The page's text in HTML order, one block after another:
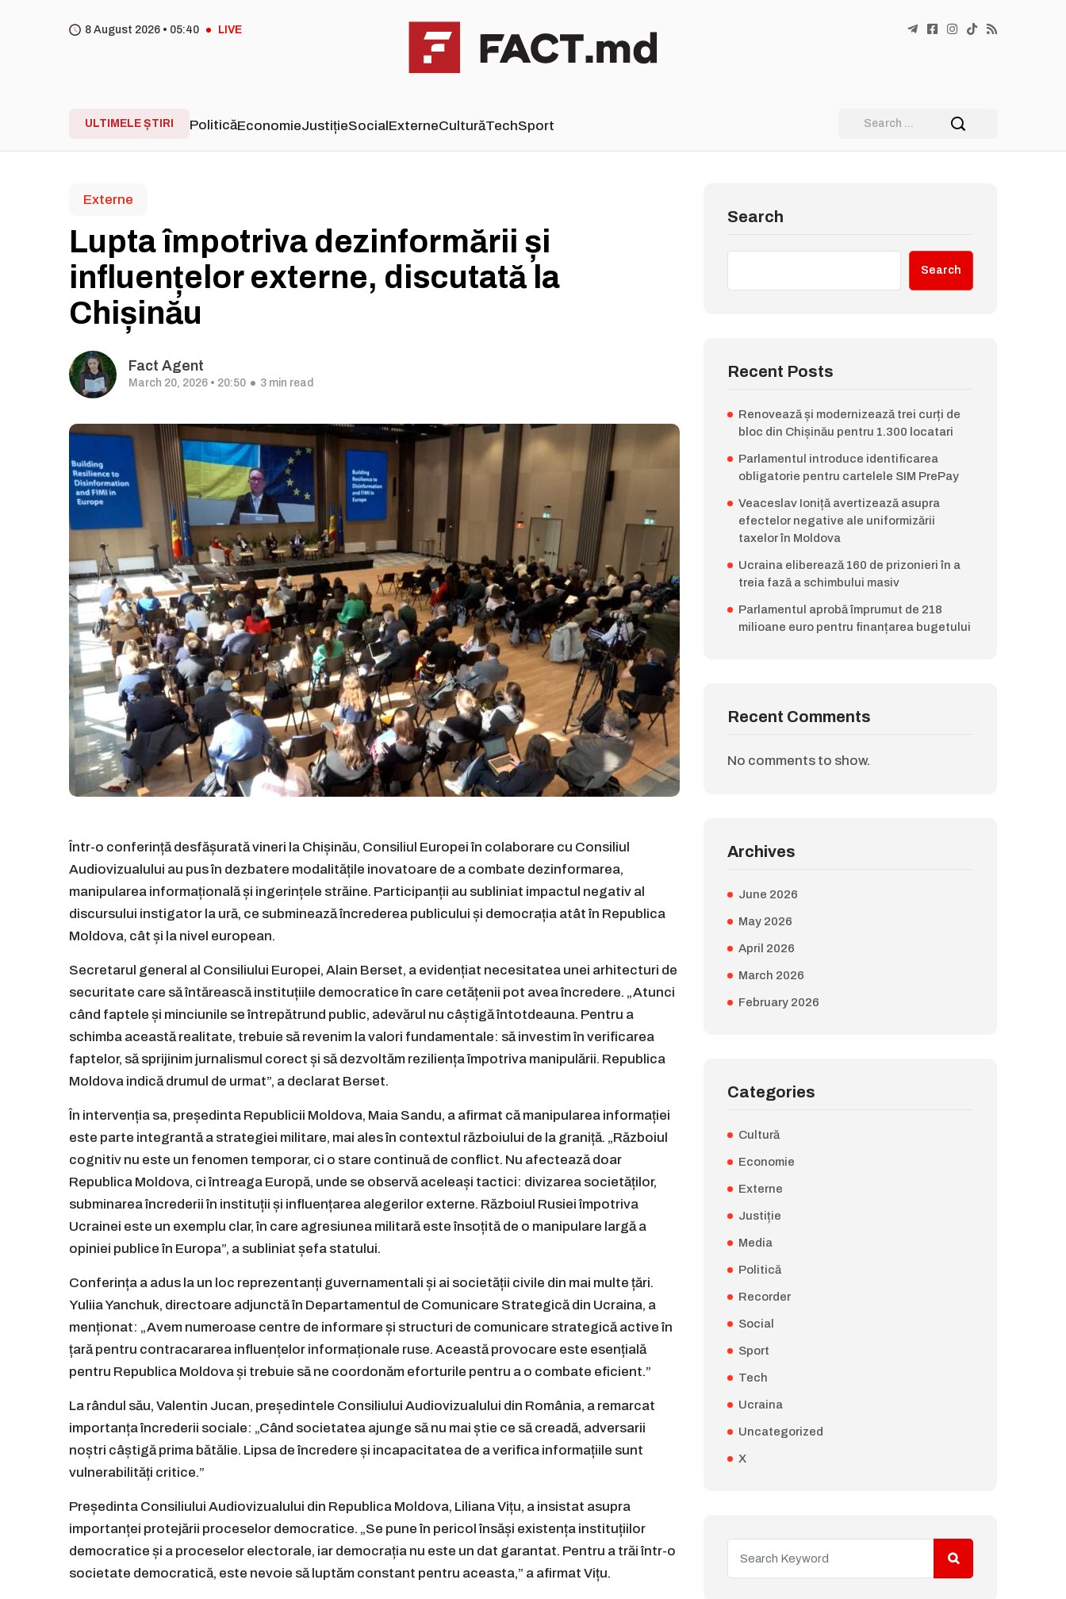
8 August 2026 • 05 40 LIVE
ULTIMELE ȘTIRI PoliticăEconomieJustițieSocialExterneCulturăTechSport
Externe
Lupta împotriva dezinformării și
influențelor externe, discutată la
Chișinău
Fact Agent
March 20, 2026 • 20:50 3 min read
Într-o conferință desfășurată vineri la Chișinău, Consiliul Europei în colaborare cu Consiliul
Audiovizualului au pus în dezbatere modalitățile inovatoare de a combate dezinformarea,
manipularea informațională și ingerințele străine. Participanții au subliniat impactul negativ al
discursului instigator la ură, ce subminează încrederea publicului și democrația atât în Republica
Moldova, cât și la nivel european.
Secretarul general al Consiliului Europei, Alain Berset, a evidențiat necesitatea unei arhitecturi de
securitate care să întărească instituțiile democratice în care cetățenii pot avea încredere. „Atunci
când faptele și minciunile se întrepătrund public, adevărul nu câștigă întotdeauna. Pentru a
schimba această realitate, trebuie să revenim la valori fundamentale: să investim în verificarea
faptelor, să sprijinim jurnalismul corect și să dezvoltăm reziliența împotriva manipulării. Republica
Moldova indică drumul de urmat”, a declarat Berset.
În intervenția sa, președinta Republicii Moldova, Maia Sandu, a afirmat că manipularea informației
este parte integrantă a strategiei militare, mai ales în contextul războiului de la graniță. „Războiul
cognitiv nu este un fenomen temporar, ci o stare continuă de conflict. Nu afectează doar
Republica Moldova, ci întreaga Europă, unde se observă aceleași tactici: divizarea societăților,
subminarea încrederii în instituții și influențarea alegerilor externe. Războiul Rusiei împotriva
Ucrainei este un exemplu clar, în care agresiunea militară este însoțită de o manipulare largă a
opiniei publice în Europa”, a subliniat șefa statului.
Conferința a adus la un loc reprezentanți guvernamentali și ai societății civile din mai multe țări.
Yuliia Yanchuk, directoare adjunctă în Departamentul de Comunicare Strategică din Ucraina, a
menționat: „Avem numeroase centre de informare și structuri de comunicare strategică active în
țară pentru contracararea influențelor informaționale ruse. Această provocare este esențială
pentru Republica Moldova și trebuie să ne coordonăm eforturile pentru a o combate eficient.”
La rândul său, Valentin Jucan, președintele Consiliului Audiovizualului din România, a remarcat
importanța încrederii sociale: „Când societatea ajunge să nu mai știe ce să creadă, adversarii
noștri câștigă prima bătălie. Lipsa de încredere și incapacitatea de a verifica informațiile sunt
vulnerabilități critice.”
Președinta Consiliului Audiovizualului din Republica Moldova, Liliana Vițu, a insistat asupra
importanței protejării proceselor democratice. „Se pune în pericol însăși existența instituțiilor
democratice și a proceselor electorale, iar democrația nu este un dat garantat. Pentru a trăi într-o
societate democratică, este nevoie să luptăm constant pentru aceasta,” a afirmat Vițu.
Search
Search
Recent Posts
Renovează și modernizează trei curți de
bloc din Chișinău pentru 1.300 locatari
Parlamentul introduce identificarea
obligatorie pentru cartelele SIM PrePay
Veaceslav Ioniță avertizează asupra
efectelor negative ale uniformizării
taxelor în Moldova
Ucraina eliberează 160 de prizonieri în a
treia fază a schimbului masiv
Parlamentul aprobă împrumut de 218
milioane euro pentru finanțarea bugetului
Recent Comments
No comments to show.
Archives
June 2026
May 2026
April 2026
March 2026
February 2026
Categories
Cultură
Economie
Externe
Justiție
Media
Politică
Recorder
Social
Sport
Tech
Ucraina
Uncategorized
X